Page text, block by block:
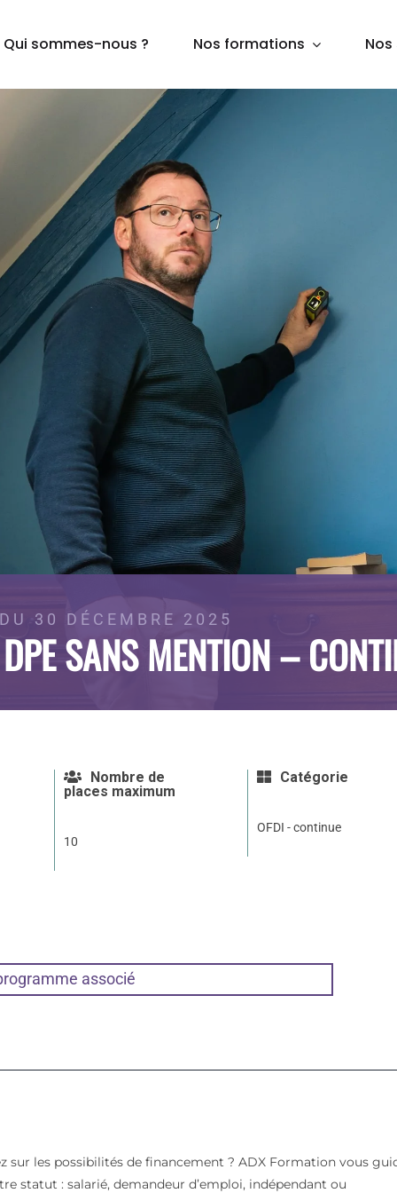
Qui sommes-nous ? Nos formations
30 DÉCEMBRE 2025
SANS MENTION –
Nombre de
places maximum
10
Catégorie
OFDI - continue
associé
sur les possibilités de financement ? ADX Formation vous
statut : salarié, demandeur d’emploi, indépendant ou